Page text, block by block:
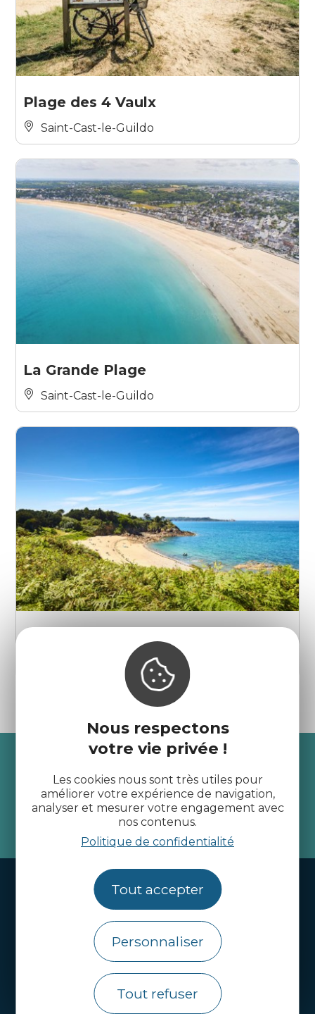
Nous respectons
votre vie privée !
Les cookies nous sont très utiles pour
améliorer votre expérience de navigation,
analyser et mesurer votre engagement avec
nos contenus.
Politique de confidentialité
Tout accepter
Personnaliser
Tout refuser
Plage des 4 Vaulx
Saint-Cast-le-Guildo
La Grande Plage
Saint-Cast-le-Guildo
Saint-Cast-le-Guildo
Recevez l’actualité des
Côtes d’Armor
je m'abonne
Webcams
Brochures
Infos pratiques
Côtes d’Armor Destination